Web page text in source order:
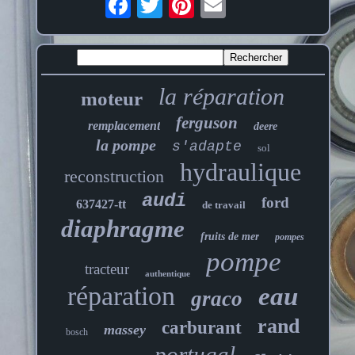
moteur la réparation
remplacement ferguson deere
la pompe s'adapte sol
reconstruction hydraulique
637427-tt audi de travail ford
diaphragme fruits de mer pompes
tracteur authentique pompe
réparation graco eau
bosch massey carburant rand